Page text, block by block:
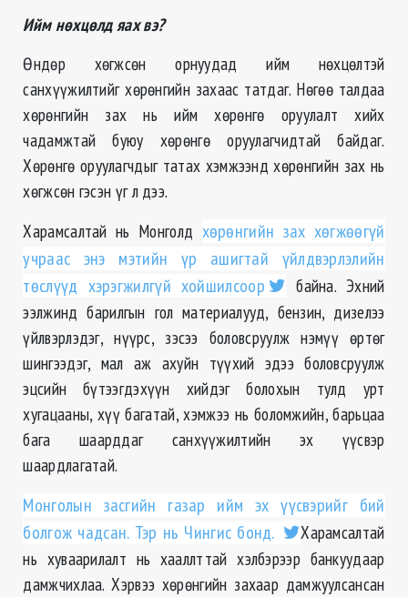
Ийм нөхцөлд яах вэ?
Өндөр хөгжсөн орнуудад ийм нөхцөлтэй
санхүүжилтийг хөрөнгийн захаас татдаг. Нөгөө талдаа
хөрөнгийн зах нь ийм хөрөнгө оруулалт хийх
чадамжтай буюу хөрөнгө оруулагчидтай байдаг.
Хөрөнгө оруулагчдыг татах хэмжээнд хөрөнгийн зах нь
хөгжсөн гэсэн үг л дээ.
Харамсалтай нь Монголд хөрөнгийн зах хөгжөөгүй
учраас энэ мэтийн үр ашигтай үйлдвэрлэлийн
төслүүд хэрэгжилгүй хойшилсоор
байна. Эхний
ээлжинд барилгын гол материалууд, бензин, дизелээ
үйлвэрлэдэг, нүүрс, зэсээ боловсруулж нэмүү өртөг
шингээдэг, мал аж ахуйн түүхий эдээ боловсруулж
эцсийн бүтээгдэхүүн хийдэг болохын тулд урт
хугацааны, хүү багатай, хэмжээ нь боломжийн, барьцаа
бага шаарддаг санхүүжилтийн эх үүсвэр
шаардлагатай.
Монголын засгийн газар ийм эх үүсвэрийг бий
болгож чадсан. Тэр нь Чингис бонд.
Харамсалтай
нь хуваарилалт нь хааллттай хэлбэрээр банкуудаар
дамжчихлаа. Хэрвээ хөрөнгийн захаар дамжуулсансан